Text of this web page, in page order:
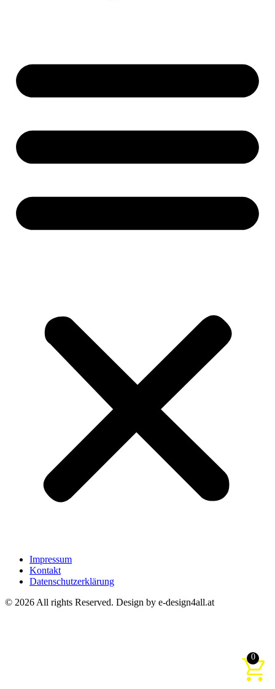
Impressum
Kontakt
Datenschutzerklärung
© 2026 All rights Reserved. Design by e-design4all.at
0